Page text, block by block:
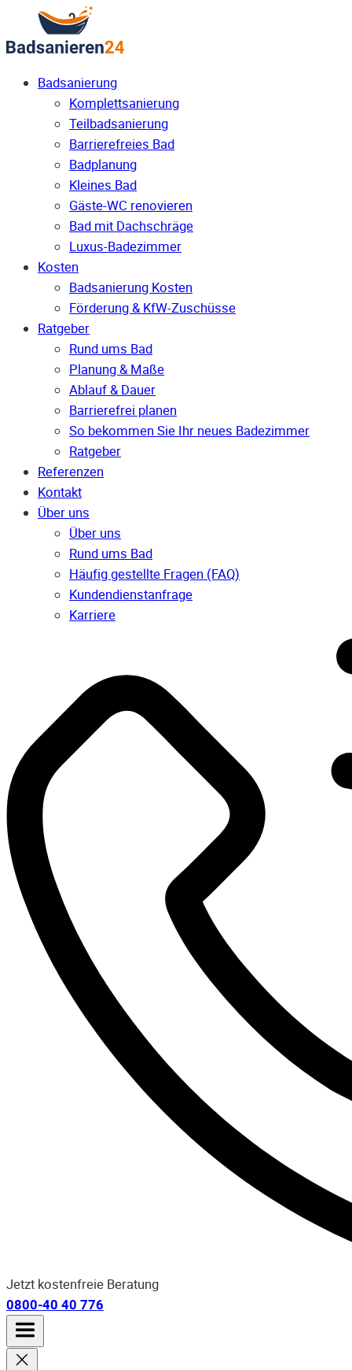
Badsanierung
Komplettsanierung
Teilbadsanierung
Barrierefreies Bad
Badplanung
Kleines Bad
Gäste-WC renovieren
Bad mit Dachschräge
Luxus-Badezimmer
Kosten
Badsanierung Kosten
Förderung & KfW-Zuschüsse
Ratgeber
Rund ums Bad
Planung & Maße
Ablauf & Dauer
Barrierefrei planen
So bekommen Sie Ihr neues Badezimmer
Ratgeber
Referenzen
Kontakt
Über uns
Über uns
Rund ums Bad
Häufig gestellte Fragen (FAQ)
Kunden­dienst­anfrage
Karriere
Jetzt kostenfreie Beratung
0800-40 40 776